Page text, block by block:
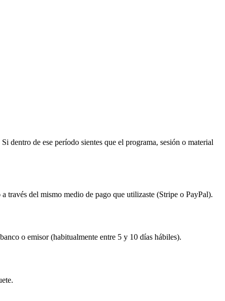
dentro de ese período sientes que el programa, sesión o material
través del mismo medio de pago que utilizaste (Stripe o PayPal).
o emisor (habitualmente entre 5 y 10 días hábiles).